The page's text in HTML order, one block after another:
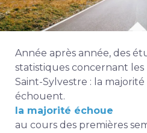
Année après année, des
statistiques concernant les
Saint-Sylvestre : la
échouent.
la majorité échoue
au cours des premières